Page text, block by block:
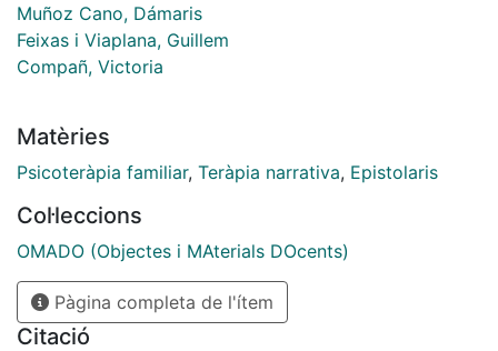
Muñoz Cano, Dámaris
Feixas i Viaplana, Guillem
Compañ, Victoria
Matèries
Psicoteràpia familiar, Teràpia narrativa, Epistolaris
Col·leccions
OMADO (Objectes i MAterials DOcents)
Pàgina completa de l'ítem
Citació